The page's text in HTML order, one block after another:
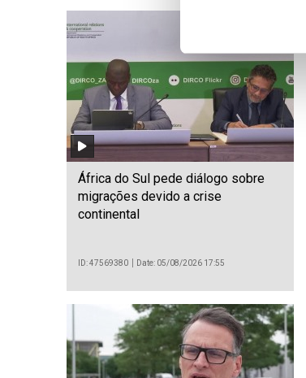
África do Sul pede diálogo sobre
migrações devido a crise
continental
ID: 47569380 Date: 05/08/2026 17:55